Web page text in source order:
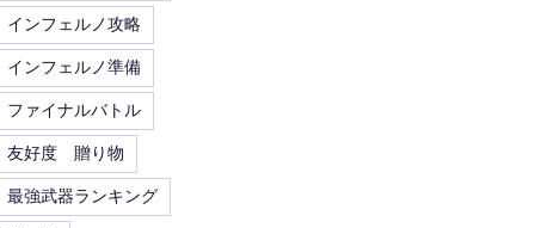
ンフェルノ攻略
ンフェルノ準備
ァイナルバトル
友好度 贈り物
強武器ランキング